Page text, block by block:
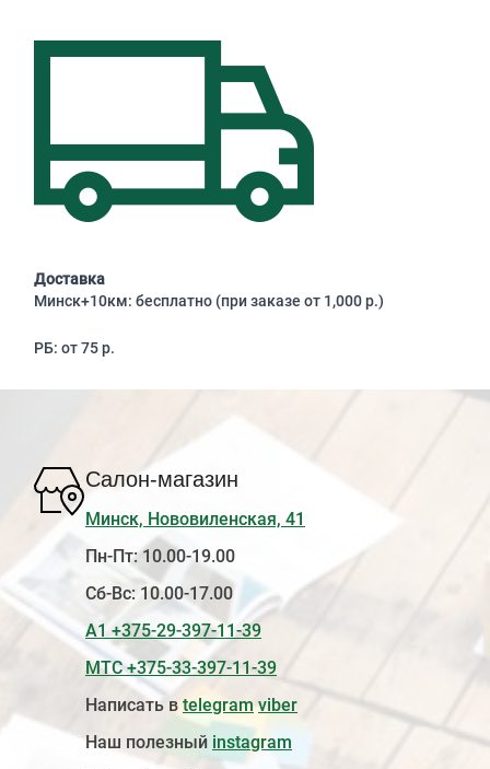
Доставка
Минск+10км: бесплатно (при заказе от 1,000 р.)
РБ: от 75 р.
Салон-магазин
Минск, Нововиленская, 41
Пн-Пт: 10.00-19.00
Сб-Вс: 10.00-17.00
А1 +375-29-397-11-39
МТС +375-33-397-11-39
Написать в telegram viber
Наш полезный instagram